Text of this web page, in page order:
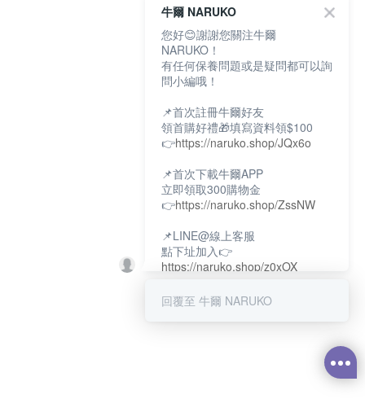
牛爾 NARUKO
您好😊謝謝您關注牛爾
NARUKO！
有任何保養問題或是疑問都可以詢
問小編哦！
📌首次註冊牛爾好友
領首購好禮🎁填寫資料領$100
👉https://naruko.shop/JQx6o
📌首次下載牛爾APP
立即領取300購物金
👉https://naruko.shop/ZssNW
📌LINE@線上客服
點下址加入👉
https://naruko.shop/z0xOX
📌電話客服：02-26581707
回覆至 牛爾 NARUKO